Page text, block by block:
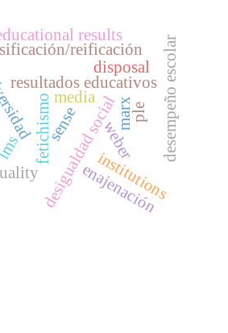
fetichismo
resultados educativos desempeño escolar
desigualdad social
weber
institutions
disposal
enajenación
reificación
marx
results
media
ple
sense